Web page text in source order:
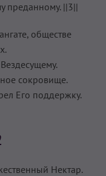
преданному. ||3||
обществе
сокровище.
Его поддержку.
Нектар.